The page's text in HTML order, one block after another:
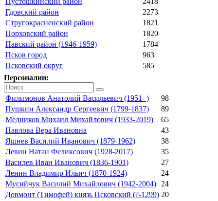
Гдовский район
2273
Стругокрасненский район
1821
Порховский район
1820
Павский район (1946-1959)
1784
Псков город
963
Псковский округ
585
Персоналии:
Филимонов Анатолий Васильевич (1951- )
98
Пушкин Александр Сергеевич (1799-1837)
89
Медников Михаил Михайлович (1933-2019)
65
Павлова Вера Ивановна
43
Яшнев Василий Иванович (1879-1962)
38
Левин Натан Феликсович (1928-2017)
35
Василев Иван Иванович (1836-1901)
27
Ленин Владимир Ильич (1870-1924)
24
Мусийчук Василий Михайлович (1942-2004)
24
Довмонт (Тимофей) князь Псковский (?-1299) 20